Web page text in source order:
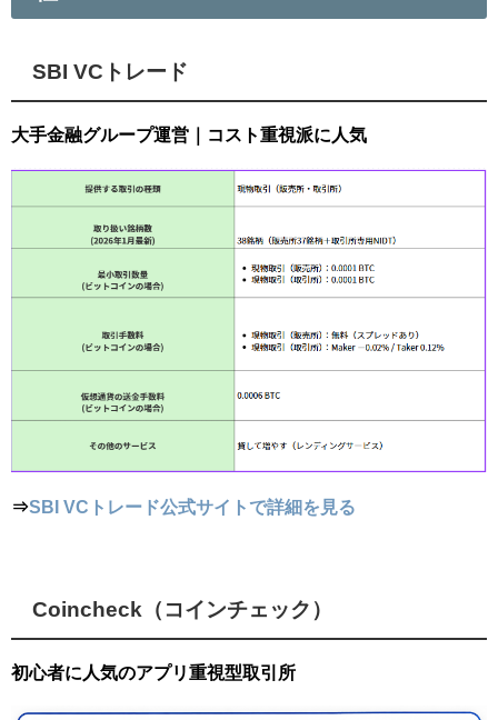
SBI VCトレード
大手金融グループ運営｜コスト重視派に人気
⇒SBI VCトレード公式サイトで詳細を見る
Coincheck（コインチェック）
初心者に人気のアプリ重視型取引所